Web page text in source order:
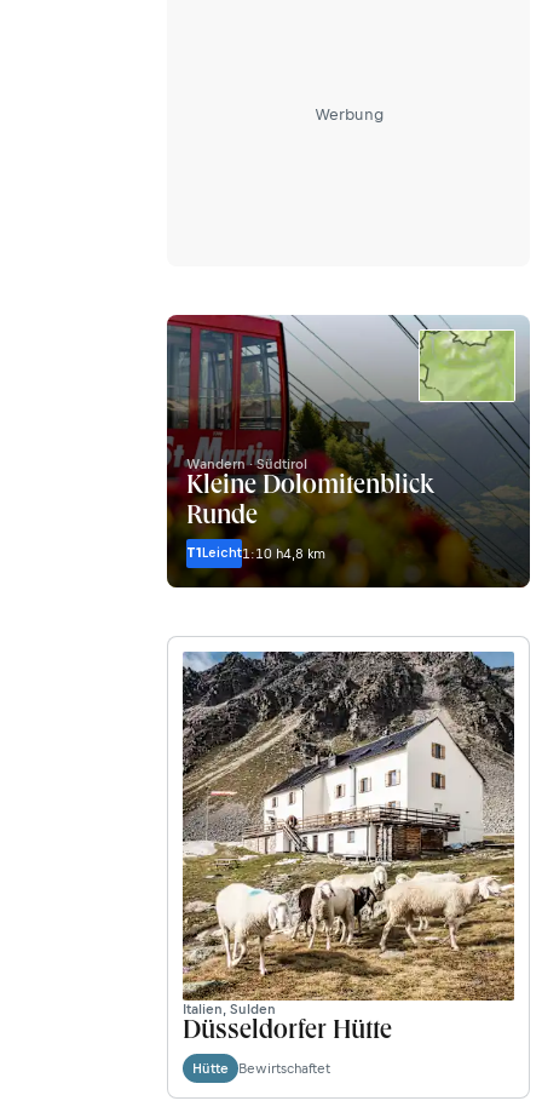
Werbung
Wandern · Südtirol
Kleine Dolomitenblick
Runde
T1Leicht1:10 h4,8 km
Italien, Sulden
Düsseldorfer Hütte
Hütte Bewirtschaftet